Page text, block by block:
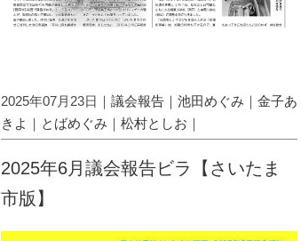
2025年07月23日｜ 議会報告 ｜ 池田めぐみ ｜ 金子あ
きよ ｜ とばめぐみ ｜ 松村としお ｜
2025年6月議会報告ビラ【さいたま
市版】